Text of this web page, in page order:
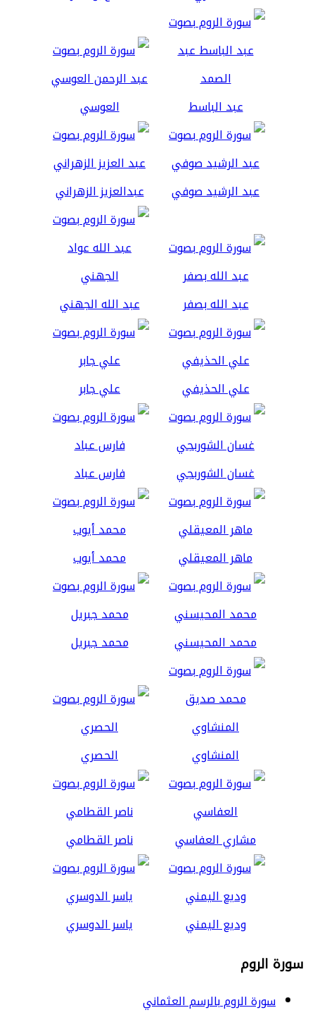
عبد الباسط العوسي
عبد الرشيد صوفي عبدالعزيز الزهراني
عبد الله بصفر عبد الله الجهني
علي الحذيفي علي جابر
غسان الشوربجي فارس عباد
ماهر المعيقلي محمد أيوب
محمد المحيسني محمد جبريل
المنشاوي الحصري
مشاري العفاسي ناصر القطامي
وديع اليمني ياسر الدوسري
سورة الروم
سورة الروم بالرسم العثماني